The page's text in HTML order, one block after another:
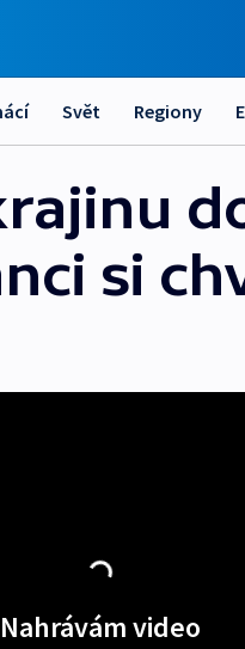
Svět Regiony
si
Nahrávám video